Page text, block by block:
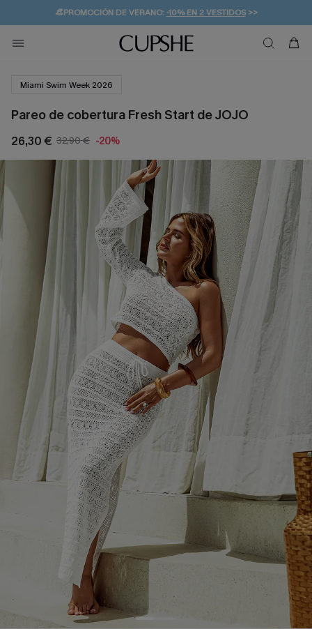
👒PROMOCIÓN DE VERANO:-10% EN 2 VESTIDOS>>
💌¡SUSCRIBIRSE & GANAR -10% EXTRA!
🚚ENVÍO GRATUITO A PARTIR DE 49 € >>
Miami Swim Week 2026
Pareo de cobertura Fresh Start de JOJO
26,30 € 32,90 € -20%